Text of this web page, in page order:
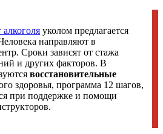
уколом предлагается
направляют в
Сроки зависят от стажа
и других факторов. В
восстановительные
здоровья, программа 12 шагов,
при поддержке и помощи